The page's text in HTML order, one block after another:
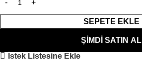
SEPETE EKLE
ŞIMDI SATIN AL
İstek Listesine Ekle